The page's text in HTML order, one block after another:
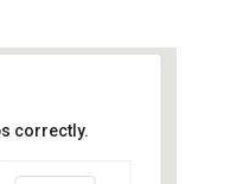
correctly.